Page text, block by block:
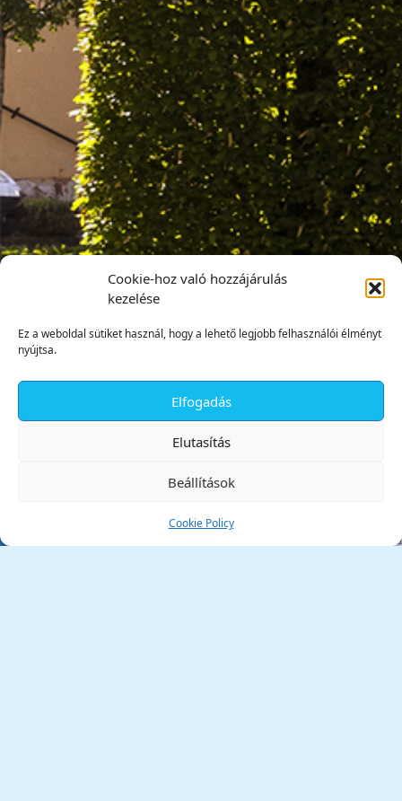
Cookie-hoz való hozzájárulás
kezelése
Ez a weboldal sütiket használ, hogy a lehető legjobb felhasználói élményt
nyújtsa.
Elfogadás
Elutasítás
Beállítások
Cookie Policy
Tata Város Önkormányzata
✕